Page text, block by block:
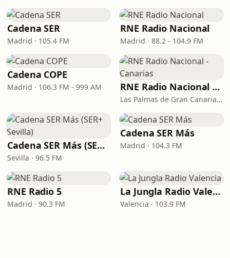
Cadena SER
Madrid · 105.4 FM
RNE Radio Nacional
Madrid · 88.2 - 104.9 FM
Cadena COPE
Madrid · 106.3 FM - 999 AM RNE Radio Nacional - Canarias
Las Palmas de Gran Canaria · 92.8 FM
Cadena SER Más (SER+ Sevilla)
Sevilla · 96.5 FM
Cadena SER Más
Madrid · 104.3 FM
RNE Radio 5
Madrid · 90.3 FM
La Jungla Radio Valencia
Valencia · 103.9 FM